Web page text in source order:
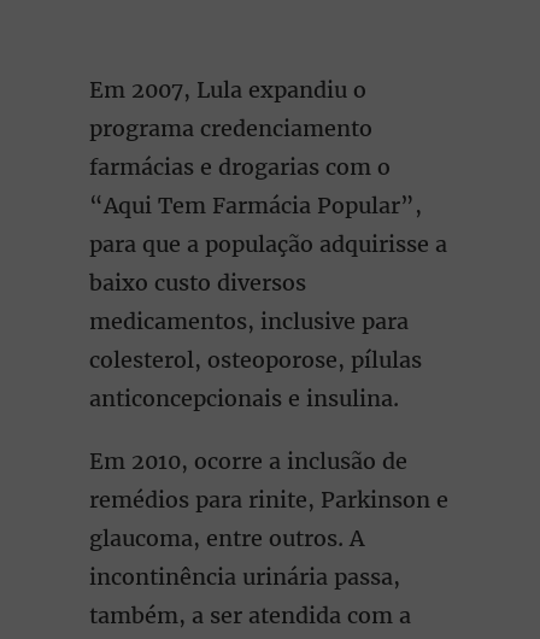
Em 2007, Lula expandiu o
programa credenciamento
farmácias e drogarias com o
“Aqui Tem Farmácia Popular”,
para que a população adquirisse a
baixo custo diversos
medicamentos, inclusive para
colesterol, osteoporose, pílulas
anticoncepcionais e insulina.
Em 2010, ocorre a inclusão de
remédios para rinite, Parkinson e
glaucoma, entre outros. A
incontinência urinária passa,
também, a ser atendida com a